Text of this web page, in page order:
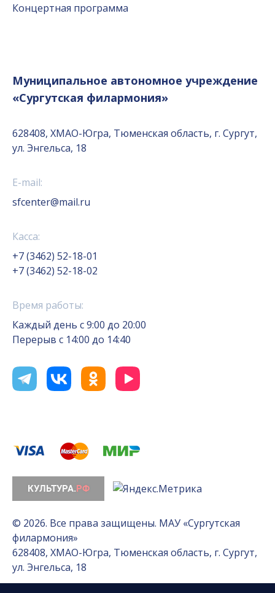
Концертная программа
Муниципальное автономное учреждение
«Сургутская филармония»
628408, ХМАО-Югра, Тюменская область, г. Сургут,
ул. Энгельса, 18
E-mail:
sfcenter@mail.ru
Касса:
+7 (3462) 52-18-01
+7 (3462) 52-18-02
Время работы:
Каждый день с 9:00 до 20:00
Перерыв с 14:00 до 14:40
© 2026. Все права защищены. МАУ «Сургутская
филармония»
628408, ХМАО-Югра, Тюменская область, г. Сургут,
ул. Энгельса, 18